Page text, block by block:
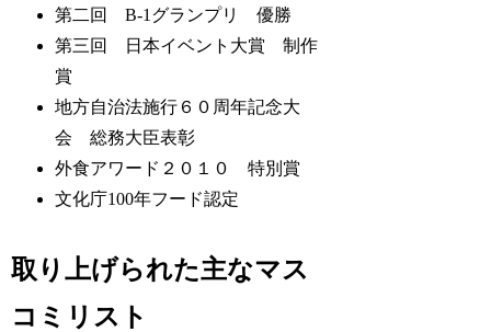
第二回 B-1グランプリ 優勝
第三回 日本イベント大賞 制作
賞
地方自治法施行６０周年記念大
会 総務大臣表彰
外食アワード２０１０ 特別賞
文化庁100年フード認定
取り上げられた主なマス
コミリスト